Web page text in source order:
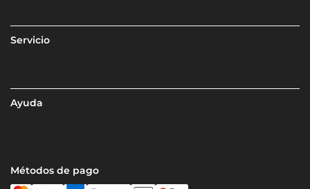
Servicio
Ayuda
Métodos de pago